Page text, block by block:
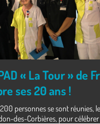
« La Tour » de
ses 20 ans !
personnes se sont réunies,
des-Corbières, pour célébrer